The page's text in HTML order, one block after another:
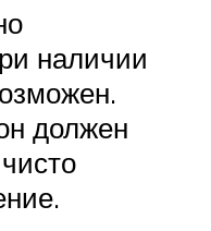
наличии
должен